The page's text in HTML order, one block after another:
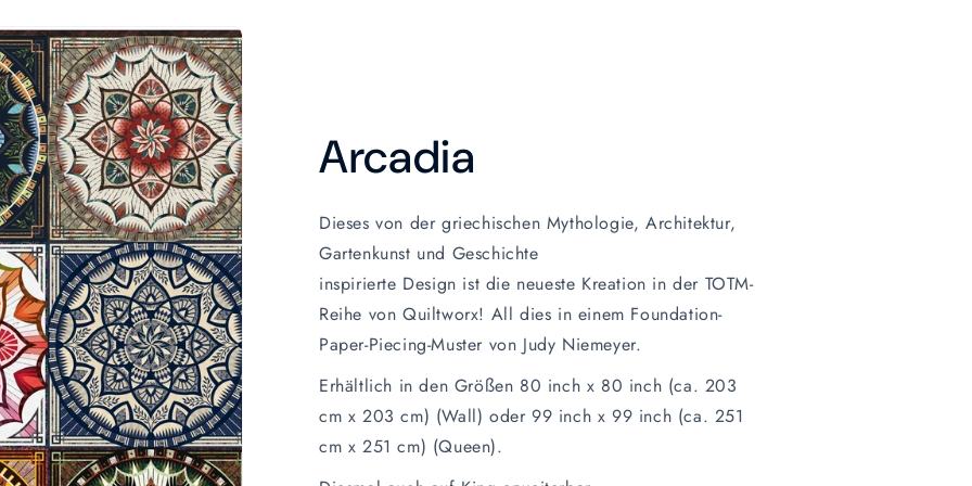
Arcadia
Dieses von der griechischen Mythologie, Architektur,
Gartenkunst und Geschichte
inspirierte Design ist die neueste Kreation in der TOTM-
Reihe von Quiltworx! All dies in einem Foundation-
Paper-Piecing-Muster von Judy Niemeyer.
Erhältlich in den Größen 80 inch x 80 inch (ca. 203
cm x 203 cm) (Wall) oder 99 inch x 99 inch (ca. 251
cm x 251 cm) (Queen).